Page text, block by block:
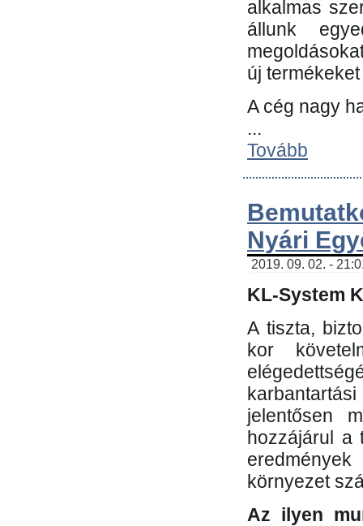
alkalmas
állunk
új
A cég nagy
...
Tovább
Nyári
2019. 09. 02. -
KL-System
A tiszta,
kor
jelentősen
hozzájárul a
környezet
Az ilyen